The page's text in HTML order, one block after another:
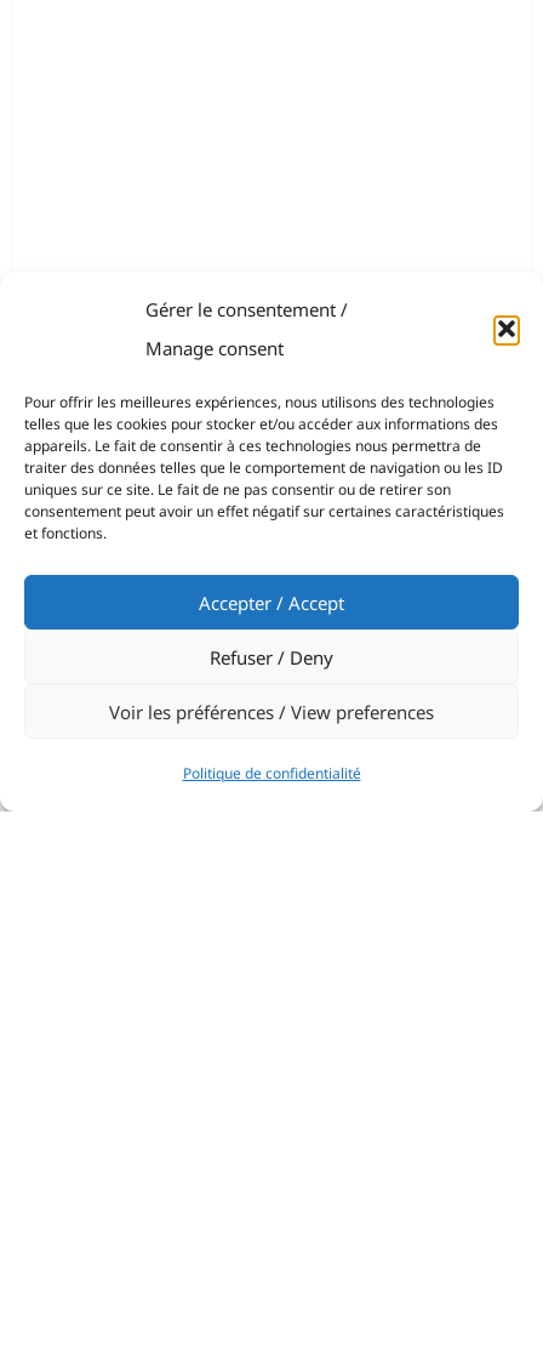
Gérer le consentement /
Manage consent
Pour offrir les meilleures expériences, nous utilisons des technologies
telles que les cookies pour stocker et/ou accéder aux informations des
appareils. Le fait de consentir à ces technologies nous permettra de
traiter des données telles que le comportement de navigation ou les ID
uniques sur ce site. Le fait de ne pas consentir ou de retirer son
consentement peut avoir un effet négatif sur certaines caractéristiques
et fonctions.
Accepter / Accept
Refuser / Deny
Voir les préférences / View preferences
Politique de confidentialité